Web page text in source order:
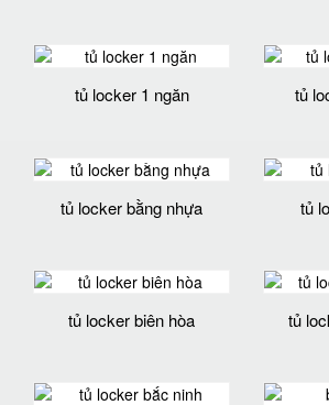
tủ locker 1 ngăn tủ
tủ locker bằng nhựa tủ
tủ locker biên hòa tủ